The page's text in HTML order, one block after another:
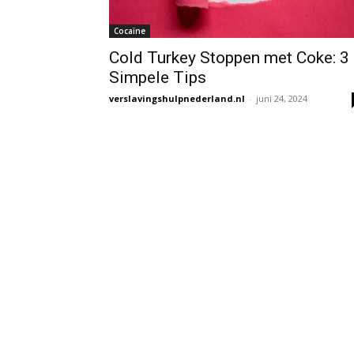
Cocaïne
Cold Turkey Stoppen met Coke: 3
Simpele Tips
verslavingshulpnederland.nl - juni 24, 2024